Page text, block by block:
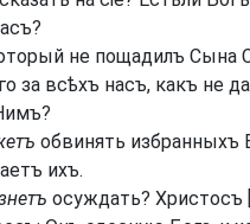
не пощадилъ Сына
за всѣхъ насъ, какъ не
обвинять избранныхъ
ихъ.
осуждать? Христосъ